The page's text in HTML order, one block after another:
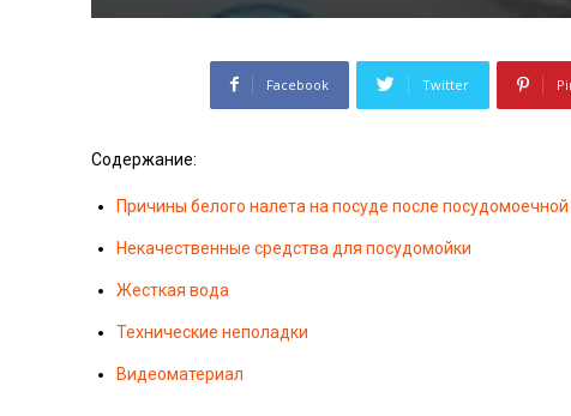
Facebook Twitter
Содержание:
Причины белого налета на посуде после
Некачественные средства для посудомойки
Жесткая вода
Технические неполадки
Видеоматериал